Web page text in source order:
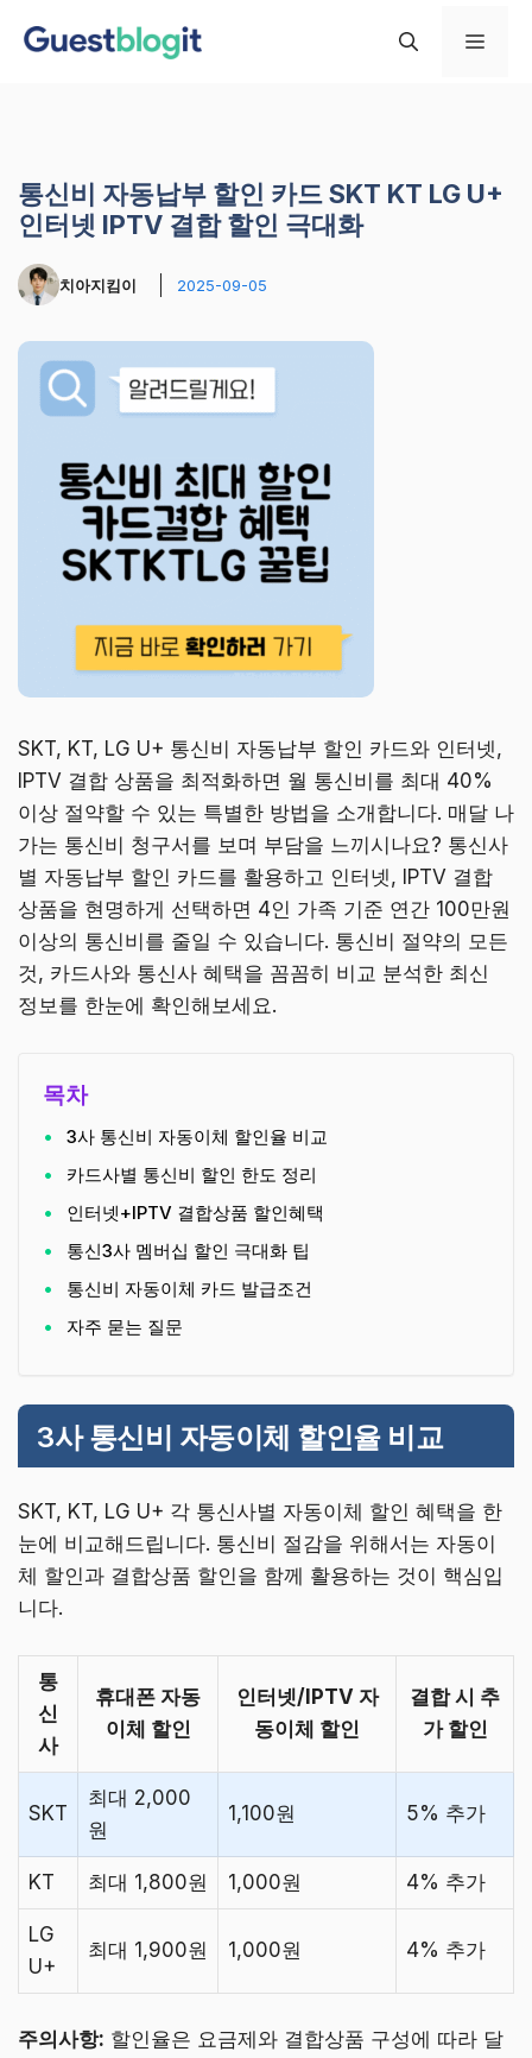
메
통신비 자동납부 할인 카드 SKT KT LG U+
인터넷 IPTV 결합 할인 극대화
치아지킴이 2025-09-05
SKT, KT, LG U+ 통신비 자동납부 할인 카드와 인터넷,
IPTV 결합 상품을 최적화하면 월 통신비를 최대 40%
이상 절약할 수 있는 특별한 방법을 소개합니다. 매달 나
가는 통신비 청구서를 보며 부담을 느끼시나요? 통신사
별 자동납부 할인 카드를 활용하고 인터넷, IPTV 결합
상품을 현명하게 선택하면 4인 가족 기준 연간 100만원
이상의 통신비를 줄일 수 있습니다. 통신비 절약의 모든
것, 카드사와 통신사 혜택을 꼼꼼히 비교 분석한 최신
정보를 한눈에 확인해보세요.
목차
3사 통신비 자동이체 할인율 비교
카드사별 통신비 할인 한도 정리
인터넷+IPTV 결합상품 할인혜택
통신3사 멤버십 할인 극대화 팁
통신비 자동이체 카드 발급조건
자주 묻는 질문
3사 통신비 자동이체 할인율 비교
SKT, KT, LG U+ 각 통신사별 자동이체 할인 혜택을 한
눈에 비교해드립니다. 통신비 절감을 위해서는 자동이
체 할인과 결합상품 할인을 함께 활용하는 것이 핵심입
니다.
통
신
사
휴대폰 자동
이체 할인
인터넷/IPTV 자
동이체 할인
결합 시 추
가 할인
SKT
최대 2,000
원
1,100원 5% 추가
KT 최대 1,800원 1,000원 4% 추가
LG
U+
최대 1,900원 1,000원 4% 추가
주의사항: 할인율은 요금제와 결합상품 구성에 따라 달